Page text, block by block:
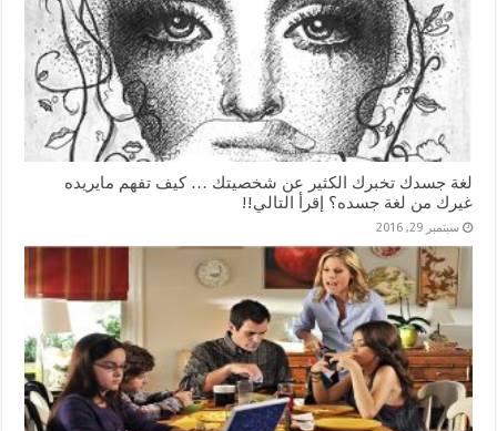
لغة جسدك تخبرك الكثير عن شخصيتك … كيف تفهم مايريده
غيرك من لغة جسده؟ إقرأ التالي!!
سبتمبر 29, 2016